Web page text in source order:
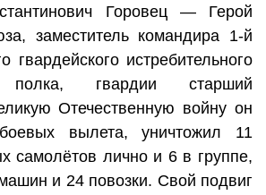
Горовец — Герой
заместитель командира 1-й
гвардейского истребительного
полка, гвардии старший
Отечественную войну он
вылета, уничтожил 11
самолётов лично и 6 в группе,
и 24 повозки. Свой подвиг